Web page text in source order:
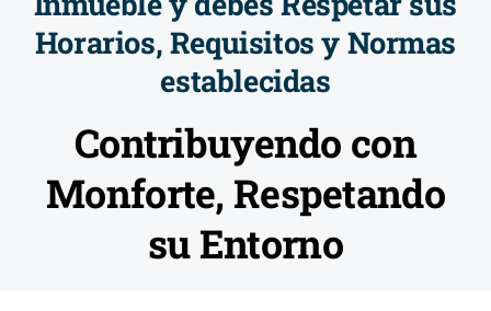
Horarios, Requisitos y Normas
establecidas
Contribuyendo con
Monforte, Respetando
su Entorno